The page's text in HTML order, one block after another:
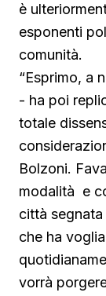
è
esponenti
comunità.
“Esprimo, a
- ha poi
totale
Bolzoni.
modalità e
città
che ha
vorrà